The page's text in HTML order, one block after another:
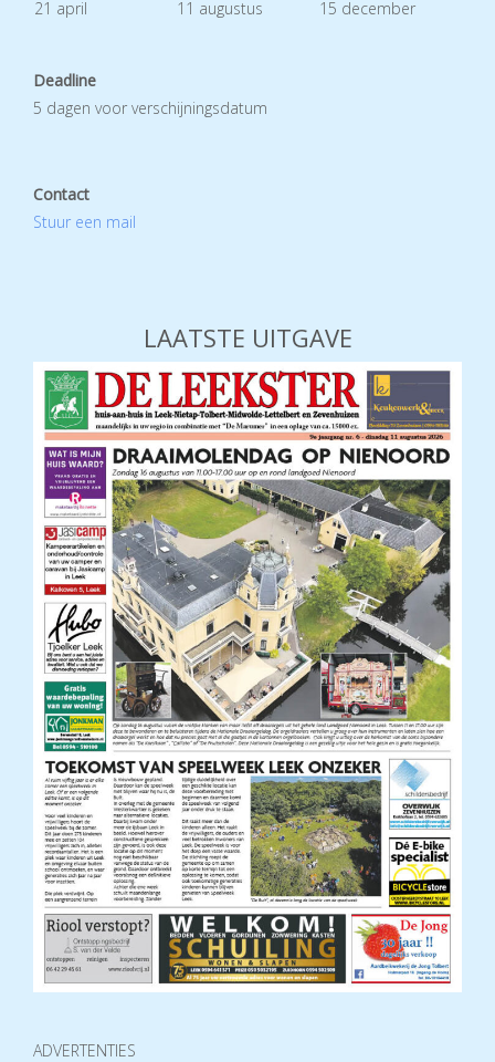
21 april 11 augustus 15 december
Deadline
5 dagen voor verschijningsdatum
Contact
Stuur een mail
LAATSTE UITGAVE
ADVERTENTIES